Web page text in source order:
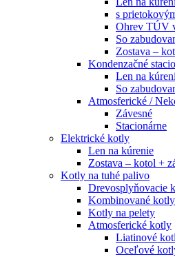
s
Ohrev TÚV
So
Zostava –
Kondenzačné
Len na
So
Atmosferické /
Závesné
Stacionárne
Elektrické kotly
Len na kúrenie
Zostava – kotol +
Kotly na tuhé palivo
Drevosplyňovacie
Kombinované kotly
Kotly na pelety
Atmosferické kotly
Liatinové
Oceľové